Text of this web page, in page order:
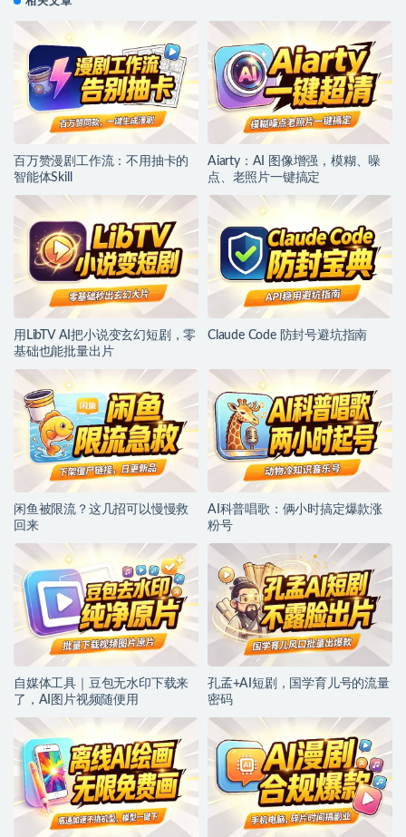
百万赞漫剧工作流：不用抽卡的
智能体Skill
Aiarty：AI 图像增强，模糊、噪
点、老照片一键搞定
用LibTV AI把小说变玄幻短剧，零
基础也能批量出片
Claude Code 防封号避坑指南
闲鱼被限流？这几招可以慢慢救
回来
AI科普唱歌：俩小时搞定爆款涨
粉号
自媒体工具｜豆包无水印下载来
了，AI图片视频随便用
孔孟+AI短剧，国学育儿号的流量
密码